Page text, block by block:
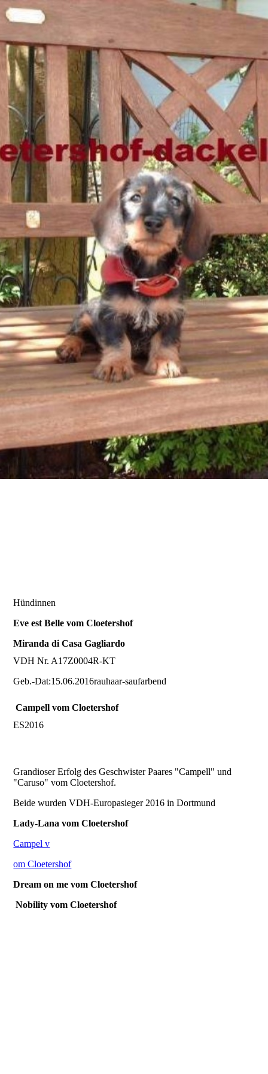
Hündinnen
Eve est Belle vom Cloetershof
Miranda di Casa Gagliardo
VDH Nr. A17Z0004R-KT
Geb.-Dat:15.06.2016rauhaar-saufarbend
Campell vom Cloetershof
ES2016
Grandioser Erfolg des Geschwister Paares "Campell" und
"Caruso" vom Cloetershof.
Beide wurden VDH-Europasieger 2016 in Dortmund
Lady-Lana vom Cloetershof
Campel v
om Cloetershof
Dream on me vom Cloetershof
Nobility vom Cloetershof
⌂
Hündinnen
Rüden
Welpen
Campell
Nobility
Miranda
Eve est Belle
Lady-Lana
I'm Thorin
Asmina
The Time
Zoe Rouge Noir